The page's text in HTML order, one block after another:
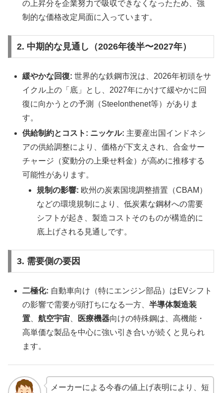
の上昇分を企業努力で吸収できなくなったため、強
制的な価格改定局面に入っています。
2. 中期的な見通し（2026年後半〜2027年）
緩やかな回復: 世界的な鉄鋼市況は、2026年初頭をサ
イクル上の「底」とし、2027年にかけて緩やかに回
復に向かうとの予測（Steelonthenet等）がありま
す。
供給制約とコスト: ニッケル: 主要産出国インドネシ
アの供給調整により、価格が下支えされ、合金サー
チャージ（変動分の上乗せ料金）が高めに推移する
可能性があります。
規制の影響: 欧州の炭素国境調整措置（CBAM）
などの環境規制により、低炭素な鋼材への需要
シフトが起き、製造コストそのものが構造的に
底上げされる見通しです。
3. 需要側の要因
二極化: 自動車向け（特にエンジン部品）はEVシフト
の影響で需要が頭打ちになる一方、半導体製造装
置 、航空宇宙 医療機器向けの特殊鋼は、高機能・
高単価な製品を中心に強い引き合いが続くと見られ
ます。
メーカーによる今春の値上げ表明により、短